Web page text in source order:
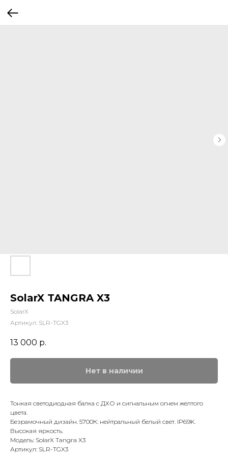
SolarX TANGRA X3
SolarX
Артикул: SLR-TGX3
13 000 р.
Нет в наличии
Тонкая светодиодная балка с ДХО и сигнальным огнем желтого
цвета.
Безрамочный дизайн. 5700К: нейтральный белый свет. IP69K.
Высокая яркость.
Модель: SolarX Tangra X3
Артикул: SLR-TGX3